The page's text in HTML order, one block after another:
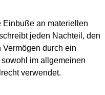
Einbuße an materiellen
jeden Nachteil, den
durch ein
im allgemeinen
verwendet.